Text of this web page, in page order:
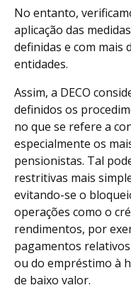
No entanto,
aplicação das
definidas e com mais
entidades.
Assim, a DECO
definidos os
no que se refere a
especialmente os
pensionistas. Tal
restritivas mais
evitando-se o
operações como o
rendimentos, por
pagamentos
ou do empréstimo à
de baixo valor.